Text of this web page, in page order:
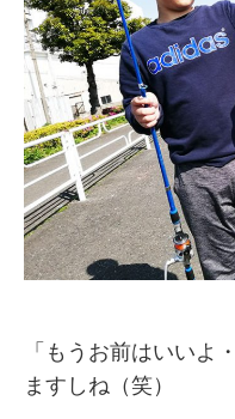
「もうお前はいいよ
ますしね（笑）